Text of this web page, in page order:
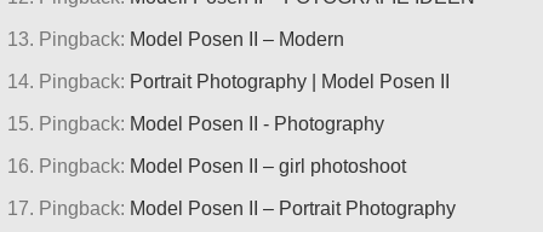
Pingback: Model Posen II – Modern
Pingback: Portrait Photography | Model Posen II
Pingback: Model Posen II - Photography
Pingback: Model Posen II – girl photoshoot
Pingback: Model Posen II – Portrait Photography